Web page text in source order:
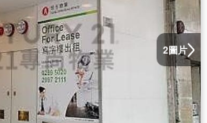
2圖片